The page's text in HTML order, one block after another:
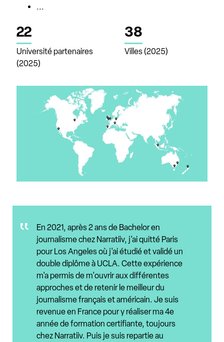
...
22
Université partenaires
(2025)
38
Villes (2025)
En 2021, après 2 ans de Bachelor en
journalisme chez Narratiiv, j'ai quitté Paris
pour Los Angeles où j'ai étudié et validé un
double diplôme à UCLA. Cette expérience
m'a permis de m'ouvrir aux différentes
approches et de retenir le meilleur du
journalisme français et américain. Je suis
revenue en France pour y réaliser ma 4e
année de formation certifiante, toujours
chez Narratiiv. Puis je suis repartie au